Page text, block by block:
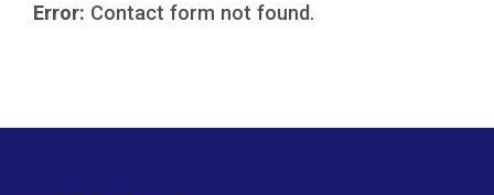
Error: Contact form not found.